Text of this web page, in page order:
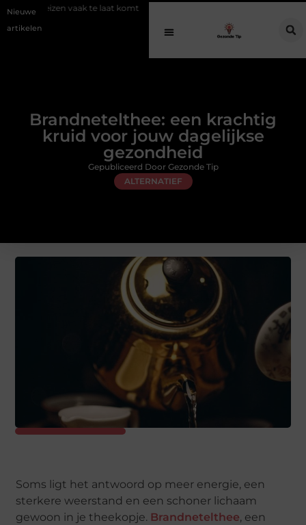
Nieuwe
artikelen
te laat komt Een gezonde avond routine voor een diepe en
Brandnetelthee: een krachtig
kruid voor jouw dagelijkse
gezondheid
ALTERNATIEF
Gepubliceerd Door Gezonde Tip
Soms ligt het antwoord op meer energie, een
sterkere weerstand en een schoner lichaam
gewoon in je theekopje. Brandnetelthee, een